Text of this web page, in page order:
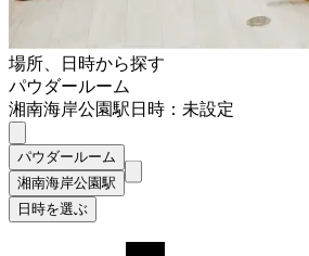
場所、日時から探す
パウダールーム
湘南海岸公園駅日時：未設定
パウダールーム
湘南海岸公園駅
日時を選ぶ